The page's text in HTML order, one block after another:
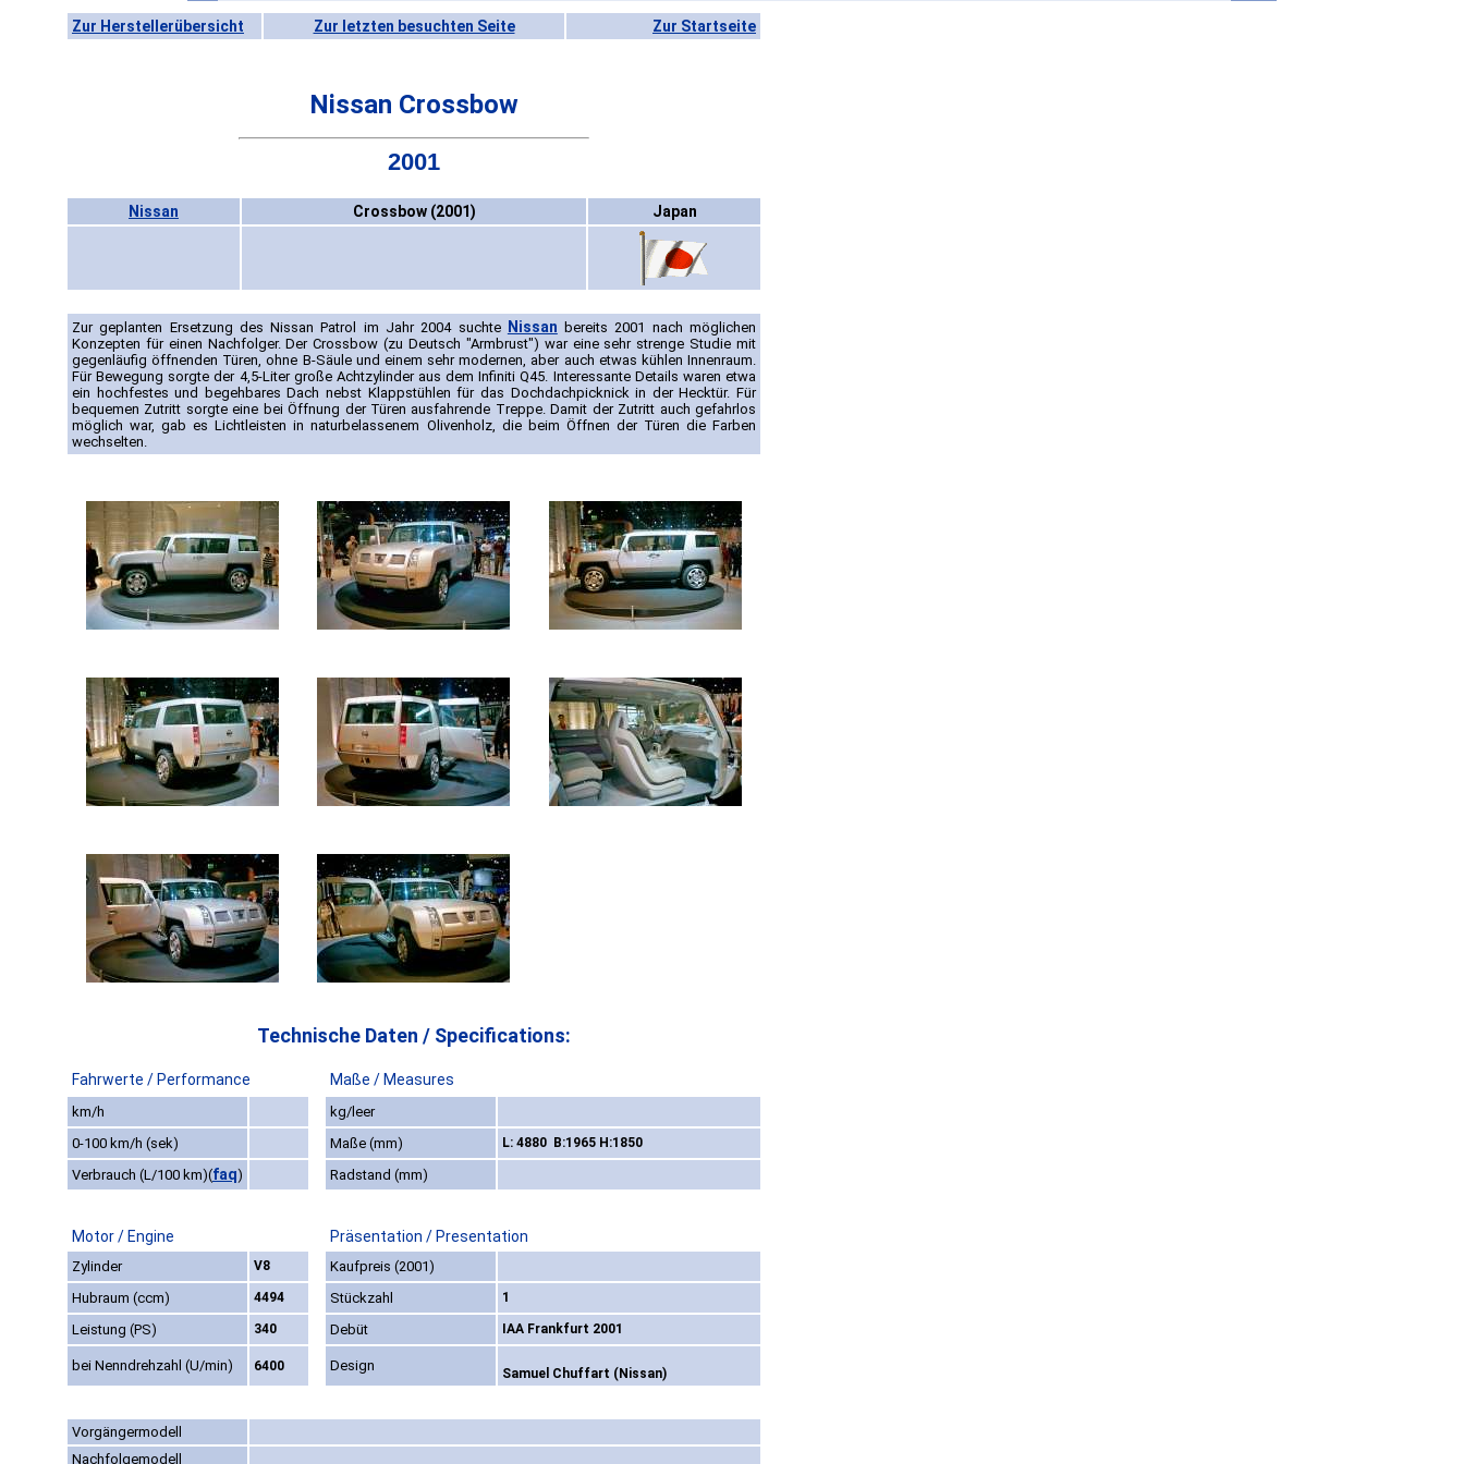
Zur Herstellerübersicht Zur letzten besuchten Seite Zur Startseite
Nissan Crossbow
2001
Nissan Crossbow (2001) Japan
Zur geplanten Ersetzung des Nissan Patrol im Jahr 2004 suchte Nissan bereits 2001 nach möglichen
Konzepten für einen Nachfolger. Der Crossbow (zu Deutsch "Armbrust") war eine sehr strenge Studie mit
gegenläufig öffnenden Türen, ohne B-Säule und einem sehr modernen, aber auch etwas kühlen Innenraum.
Für Bewegung sorgte der 4,5-Liter große Achtzylinder aus dem Infiniti Q45. Interessante Details waren etwa
ein hochfestes und begehbares Dach nebst Klappstühlen für das Dochdachpicknick in der Hecktür. Für
bequemen Zutritt sorgte eine bei Öffnung der Türen ausfahrende Treppe. Damit der Zutritt auch gefahrlos
möglich war, gab es Lichtleisten in naturbelassenem Olivenholz, die beim Öffnen der Türen die Farben
wechselten.
Technische Daten / Specifications:
Fahrwerte / Performance Maße / Measures
km/h
kg/leer
0-100 km/h (sek)
Maße (mm) L: 4880 B:1965 H:1850
Verbrauch (L/100 km)(faq) Radstand (mm)
Motor / Engine Präsentation / Presentation
Zylinder V8
Kaufpreis (2001)
Hubraum (ccm)
4494 Stückzahl 1
Leistung (PS) 340 Debüt IAA Frankfurt 2001
bei Nenndrehzahl (U/min) 6400 Design Samuel Chuffart (Nissan)
Vorgängermodell
Nachfolgemodell